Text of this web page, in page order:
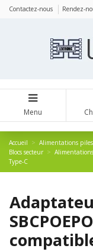
Contactez-nous Rendez-
Menu
Accueil Alimentations
Blocs secteur
Type-C
Panneau de gestion des